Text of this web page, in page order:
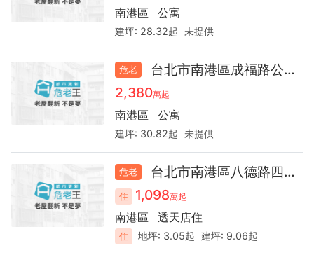
南港區 公寓
建坪: 28.32起 未提供
危老
台北市南港區成福路公寓42.1
2,380萬起
南港區 公寓
建坪: 30.82起 未提供
危老 台北市南港區八德路四段店面30.6
住 1,098萬起
南港區 透天店住
住 地坪: 3.05起 建坪: 9.06起